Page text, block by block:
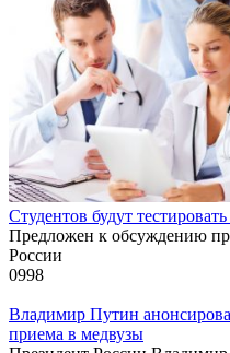
Студентов будут
Предложен к обсуждению
России
0998
Владимир Путин
приема в медвузы